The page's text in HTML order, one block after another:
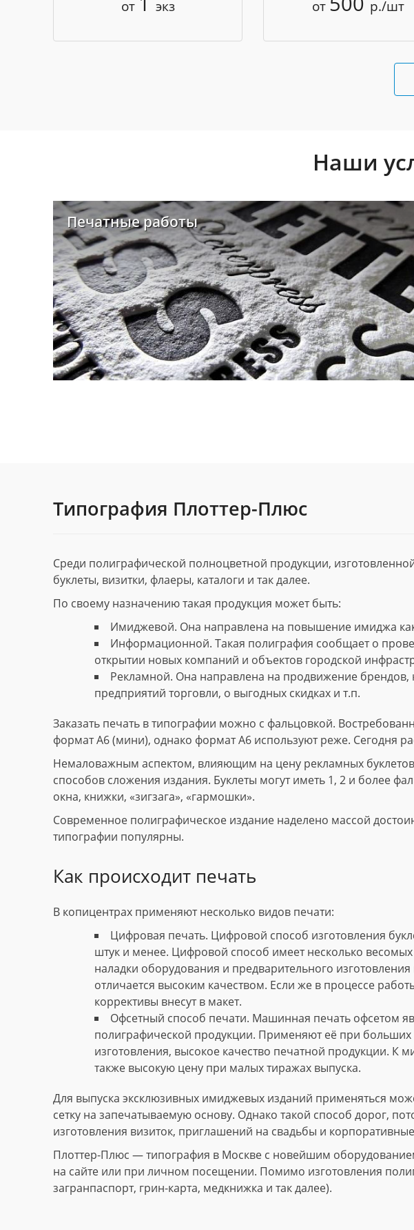
от экз от р./шт
Наши
Печатные работы
Типография Плоттер-Плюс
Среди полиграфической полноцветной продукции,
буклеты, визитки, флаеры, каталоги и так далее.
По своему назначению такая продукция может быть:
Имиджевой. Она направлена на повышение имиджа
Информационной. Такая полиграфия сообщает о
открытии новых компаний и объектов городской
Рекламной. Она направлена на продвижение брендов,
предприятий торговли, о выгодных скидках и т.п.
Заказать печать в типографии можно с фальцовкой.
формат А6 (мини), однако формат А6 используют реже. Сегодня
Немаловажным аспектом, влияющим на цену рекламных буклетов
способов сложения издания. Буклеты могут иметь 1, 2 и более
окна, книжки, «зигзага», «гармошки».
Современное полиграфическое издание наделено массой
типографии популярны.
Как происходит печать
В копицентрах применяют несколько видов печати:
Цифровая печать. Цифровой способ изготовления
штук и менее. Цифровой способ имеет несколько
наладки оборудования и предварительного
отличается высоким качеством. Если же в процессе
коррективы внесут в макет.
Офсетный способ печати. Машинная печать офсетом
полиграфической продукции. Применяют её при
изготовления, высокое качество печатной продукции. К
также высокую цену при малых тиражах выпуска.
Для выпуска эксклюзивных имиджевых изданий применяться
сетку на запечатываемую основу. Однако такой способ дорог,
изготовления визиток, приглашений на свадьбы и
Плоттер-Плюс — типография в Москве с новейшим
на сайте или при личном посещении. Помимо изготовления
загранпаспорт, грин-карта, медкнижка и так далее).